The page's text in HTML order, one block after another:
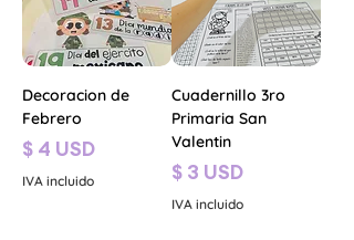
Decoracion de
Febrero
Precio
$ 4 USD
IVA incluido
Cuadernillo 3ro
Primaria San
Valentin
Precio
$ 3 USD
IVA incluido